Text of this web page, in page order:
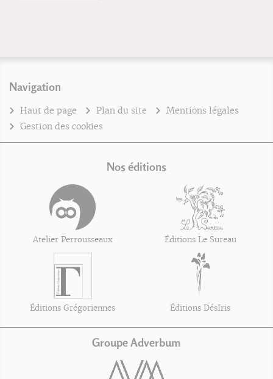
Navigation
Haut de page Plan du site
Mentions légales
Gestion des cookies
Nos éditions
Atelier Perrousseaux Éditions Le Sureau
Éditions Grégoriennes Éditions DésIris
Groupe Adverbum